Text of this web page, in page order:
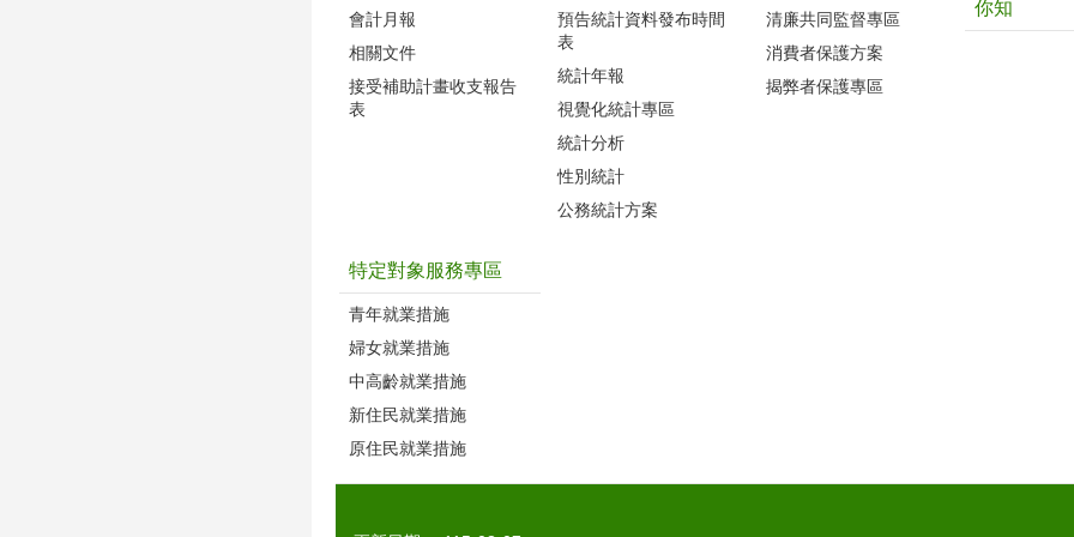
會計月報
相關文件
接受補助計畫收支報告
表
預告統計資料發布時間
表
統計年報
視覺化統計專區
統計分析
性別統計
公務統計方案
清廉共同監督專區
消費者保護方案
揭弊者保護專區
你知
特定對象服務專區
青年就業措施
婦女就業措施
中高齡就業措施
新住民就業措施
原住民就業措施